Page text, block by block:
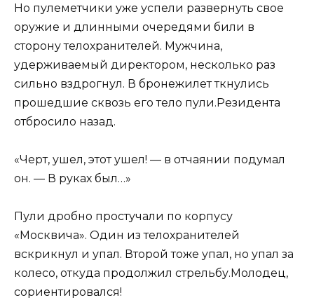
Но пулеметчики уже успели развернуть свое
оружие и длинными очередями били в
сторону телохранителей. Мужчина,
удерживаемый директором, несколько раз
сильно вздрогнул. В бронежилет ткнулись
прошедшие сквозь его тело пули.Резидента
отбросило назад.
«Черт, ушел, этот ушел! — в отчаянии подумал
он. — В руках был…»
Пули дробно простучали по корпусу
«Москвича». Один из телохранителей
вскрикнул и упал. Второй тоже упал, но упал за
колесо, откуда продолжил стрельбу.Молодец,
сориентировался!